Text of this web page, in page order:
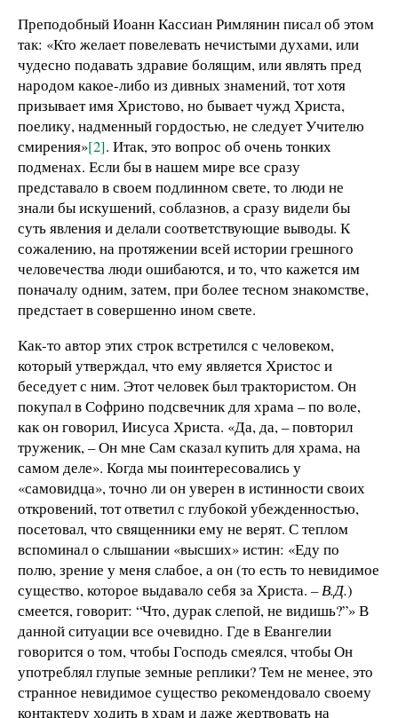
Преподобный Иоанн Кассиан Римлянин писал об этом
так: «Кто желает повелевать нечистыми духами, или
чудесно подавать здравие болящим, или являть пред
народом какое-либо из дивных знамений, тот хотя
призывает имя Христово, но бывает чужд Христа,
поелику, надменный гордостью, не следует Учителю
смирения»[2]. Итак, это вопрос об очень тонких
подменах. Если бы в нашем мире все сразу
представало в своем подлинном свете, то люди не
знали бы искушений, соблазнов, а сразу видели бы
суть явления и делали соответствующие выводы. К
сожалению, на протяжении всей истории грешного
человечества люди ошибаются, и то, что кажется им
поначалу одним, затем, при более тесном знакомстве,
предстает в совершенно ином свете.
Как-то автор этих строк встретился с человеком,
который утверждал, что ему является Христос и
беседует с ним. Этот человек был трактористом. Он
покупал в Софрино подсвечник для храма – по воле,
как он говорил, Иисуса Христа. «Да, да, – повторил
труженик, – Он мне Сам сказал купить для храма, на
самом деле». Когда мы поинтересовались у
«самовидца», точно ли он уверен в истинности своих
откровений, тот ответил с глубокой убежденностью,
посетовал, что священники ему не верят. С теплом
вспоминал о слышании «высших» истин: «Еду по
полю, зрение у меня слабое, а он (то есть то невидимое
существо, которое выдавало себя за Христа. – В.Д.)
смеется, говорит: “Что, дурак слепой, не видишь?”» В
данной ситуации все очевидно. Где в Евангелии
говорится о том, чтобы Господь смеялся, чтобы Он
употреблял глупые земные реплики? Тем не менее, это
странное невидимое существо рекомендовало своему
контактеру ходить в храм и даже жертвовать на